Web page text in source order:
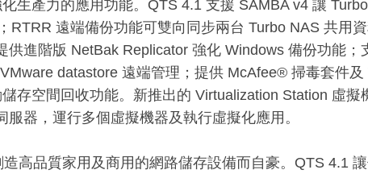
生產力的應用功能。QTS 4.1 支援 SAMBA v4 讓
RTRR 遠端備份功能可雙向同步兩台 Turbo NAS 共用
供進階版 NetBak Replicator 強化 Windows 備份功能；
datastore 遠端管理；提供 McAfee® 掃毒套件及
存空間回收功能。新推出的 Virtualization Station 虛擬
器，運行多個虛擬機器及執行虛擬化應用。
高品質家用及商用的網路儲存設備而自豪。QTS 4.1